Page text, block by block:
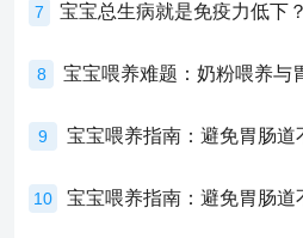
7
8
9 宝宝喂养指南：避免胃肠道
10 宝宝喂养指南：避免胃肠道